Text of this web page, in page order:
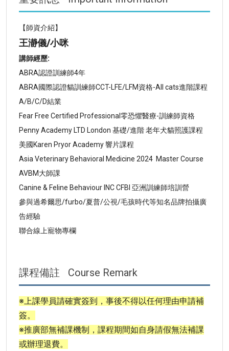
【師資介紹】
王瀞儀/小咪
講師經歷:
ABRA認證訓練師4年
ABRA國際認證貓訓練師CCT-LFE/LFM資格-All cats進階課程
A/B/C/D結業
Fear Free Certified Professional零恐懼醫療-訓練師資格
Penny Academy LTD London 基礎/進階 老年犬貓照護課程
美國Karen Pryor Academy 響片課程
Asia Veterinary Behavioral Medicine 2024 Master Course
AVBM大師課
Canine & Feline Behaviour INC CFBI 亞洲訓練師培訓營
參與過希爾思/furbo/夏普/公視/毛孩時代等知名品牌拍攝廣
告經驗
聯合線上寵物專欄
課程備註 Course Remark
※上課學員請確實簽到，事後不得以任何理由申請補
簽。
※推廣部無補課機制，課程期間如自身請假無法補課
或辦理退費。